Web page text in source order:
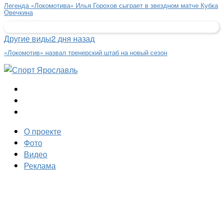
Легенда «Локомотива» Илья Горохов сыграет в звездном матче Кубка
Овечкина
Другие виды2 дня назад
«Локомотив» назвал тренерский штаб на новый сезон
О проекте
Фото
Видео
Реклама